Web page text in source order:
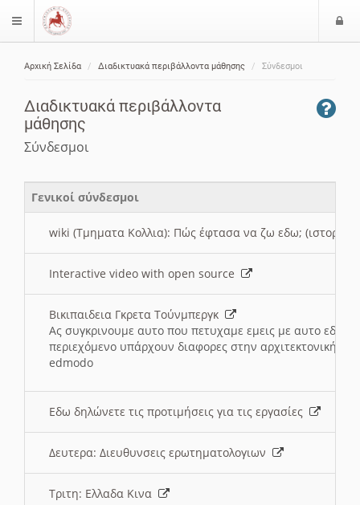
$langMenu
Αρχική Σελίδα Διαδικτυακά περιβάλλοντα μάθησης Σύνδεσμοι
Διαδικτυακά περιβάλλοντα
μάθησης
Σύνδεσμοι
Γενικοί σύνδεσμοι
wiki (Τμηματα Κολλια): Πώς έφτασα να ζω εδω; (ιστορια)
Interactive video with open source
Βικιπαιδεια Γκρετα Τούνμπεργκ
Ας συγκρινουμε αυτο που πετυχαμε εμεις με αυτο εδω
περιεχόμενο υπάρχουν διαφορες στην αρχιτεκτονική
edmodo
Εδω δηλώνετε τις προτιμήσεις για τις εργασίες
Δευτερα: Διευθυνσεις ερωτηματολογιων
Τριτη: Ελλαδα Κινα